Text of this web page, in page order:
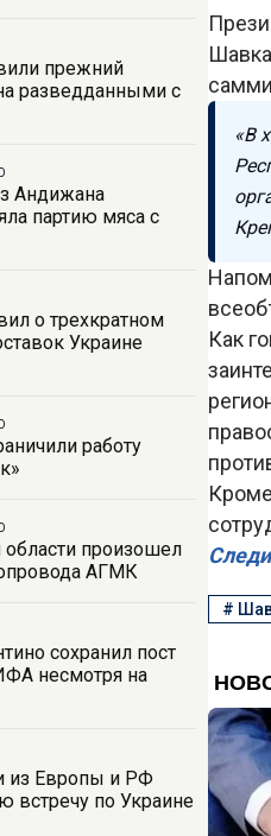
прежний
разведданными с
Андижана
партию мяса с
о трехкратном
Украине
работу
области произошел
АГМК
сохранил пост
несмотря на
из Европы и РФ
встречу по Украине
«В
Как
#